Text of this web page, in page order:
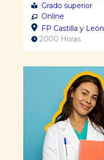
Grado superior
Online
FP Castilla y León
2000 Horas